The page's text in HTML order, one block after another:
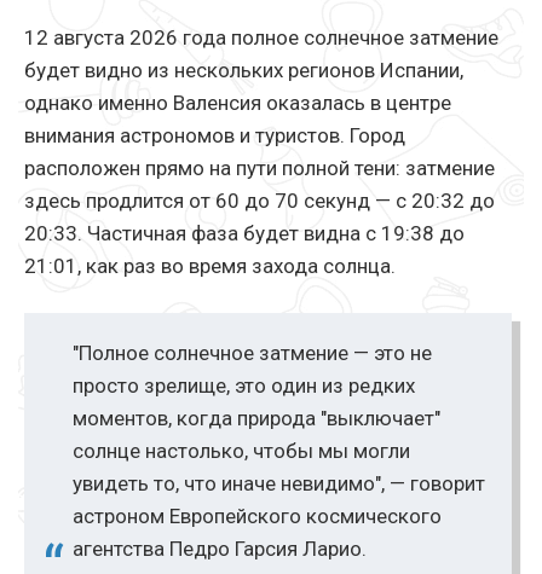
12 августа 2026 года полное солнечное затмение
будет видно из нескольких регионов Испании,
однако именно Валенсия оказалась в центре
внимания астрономов и туристов. Город
расположен прямо на пути полной тени: затмение
здесь продлится от 60 до 70 секунд — с 20:32 до
20:33. Частичная фаза будет видна с 19:38 до
21:01, как раз во время захода солнца.
"Полное солнечное затмение — это не
просто зрелище, это один из редких
моментов, когда природа "выключает"
солнце настолько, чтобы мы могли
увидеть то, что иначе невидимо", — говорит
астроном Европейского космического
агентства Педро Гарсия Ларио.